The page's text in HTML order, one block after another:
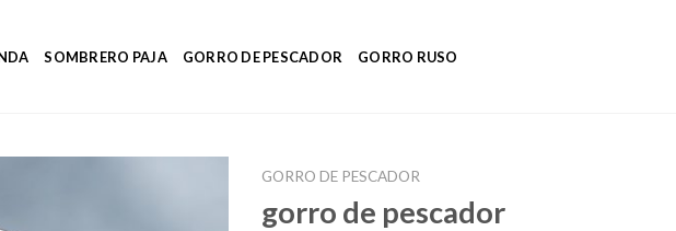
SOMBRERO PAJA GORRO DE PESCADOR GORRO RUSO
GORRO DE PESCADOR
gorro de pescador